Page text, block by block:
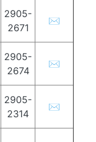
2905-
2671
✉
2905-
2674
✉
2905-
2314
✉